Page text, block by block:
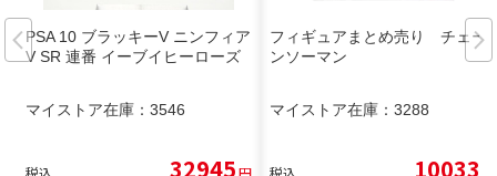
PSA 10 ブラッキーV ニンフィア
V SR 連番 イーブイヒーローズ
マイストア在庫： 3546
32945
フィギュアまとめ売り チェー
ンソーマン
マイストア在庫： 3288
10033